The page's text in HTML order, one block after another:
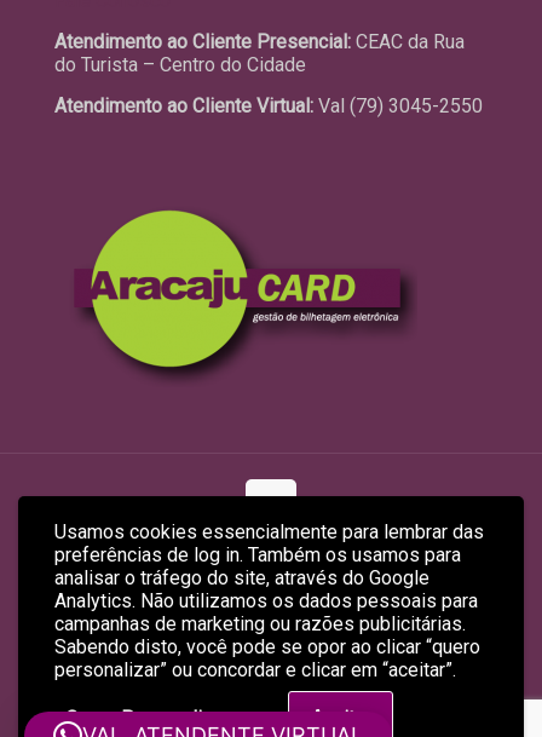
Usamos cookies essencialmente para lembrar das
preferências de log in. Também os usamos para
analisar o tráfego do site, através do Google
Analytics. Não utilizamos os dados pessoais para
campanhas de marketing ou razões publicitárias.
Sabendo disto, você pode se opor ao clicar “quero
personalizar” ou concordar e clicar em “aceitar”.
Quero Personalizar Aceitar
Atendimento ao Cliente Presencial: CEAC da Rua
do Turista – Centro do Cidade
Atendimento ao Cliente Virtual: Val (79) 3045-2550
© 2026 ARACAJUCARD LTDA
Site Produzido porEmpreendex.com&Baruk Soft